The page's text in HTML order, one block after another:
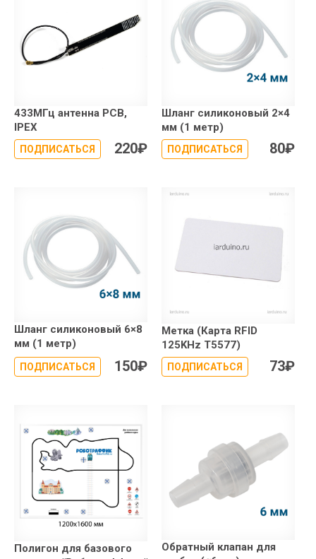
433МГц антенна PCB,
IPEX
ПОДПИСАТЬСЯ 220₽
Шланг cиликоновый 2×4
мм (1 метр)
ПОДПИСАТЬСЯ 80₽
Шланг cиликоновый 6×8
мм (1 метр)
ПОДПИСАТЬСЯ 150₽
Метка (Карта RFID
125KHz T5577)
ПОДПИСАТЬСЯ 73₽
Полигон для базового
Обратный клапан для